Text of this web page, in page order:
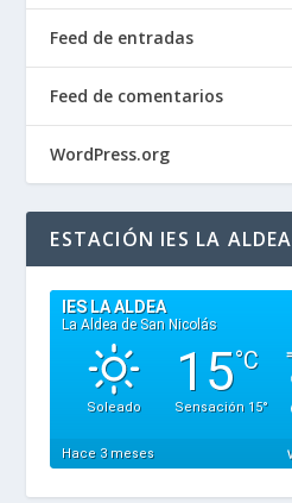
Feed de entradas
Feed de comentarios
WordPress.org
ESTACIÓN IES LA ALDEA